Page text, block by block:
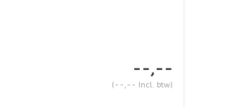
--,--
(--,-- Incl. btw)